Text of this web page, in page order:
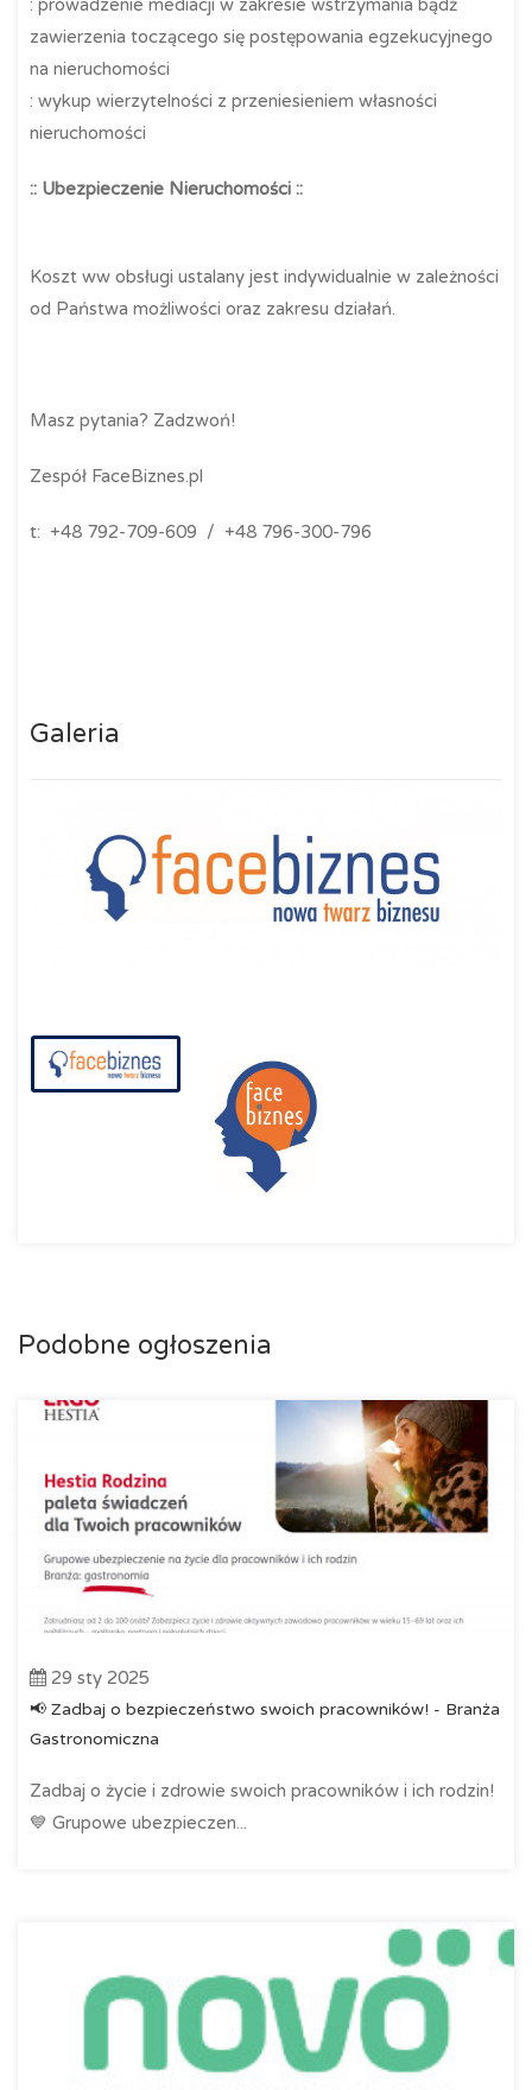
: prowadzenie mediacji w zakresie wstrzymania bądź
zawierzenia toczącego się postępowania egzekucyjnego
na nieruchomości
: wykup wierzytelności z przeniesieniem własności
nieruchomości
:: Ubezpieczenie Nieruchomości ::
Koszt ww obsługi ustalany jest indywidualnie w zależności
od Państwa możliwości oraz zakresu działań.
Masz pytania? Zadzwoń!
Zespół FaceBiznes.pl
t: +48 792-709-609 / +48 796-300-796
Galeria
Podobne ogłoszenia
29 sty 2025
📢 Zadbaj o bezpieczeństwo swoich pracowników! - Branża
Gastronomiczna
Zadbaj o życie i zdrowie swoich pracowników i ich rodzin!
💙 Grupowe ubezpieczen...